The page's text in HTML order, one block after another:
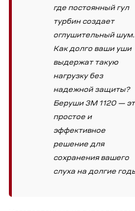
где постоянный гул
турбин создает
оглушительный шум.
Как долго ваши уши
выдержат такую
нагрузку без
надежной защиты?
Беруши 3М 1120 —
простое и
эффективное
решение для
сохранения вашего
слуха на долгие